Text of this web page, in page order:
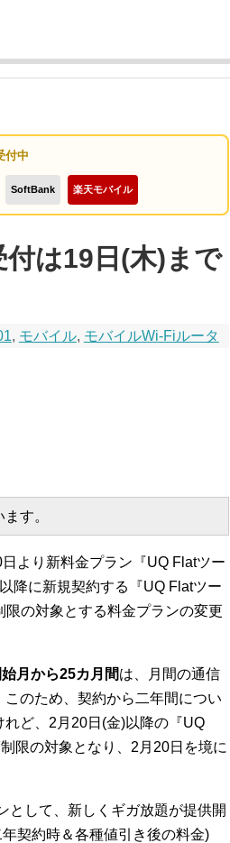
付中
SoftBank 楽天モバイル
は19日(木)まで
, モバイル, モバイルWi-Fiルータ
す。
より新料金プラン『UQ Flatツー
降に新規契約する『UQ Flatツー
限の対象とする料金プランの変更
月から25カ月間は、月間の通信
のため、契約から二年間につい
ど、2月20日(金)以降の『UQ
限の対象となり、2月20日を境に
として、新しくギガ放題が提供開
契約時＆各種値引き後の料金)